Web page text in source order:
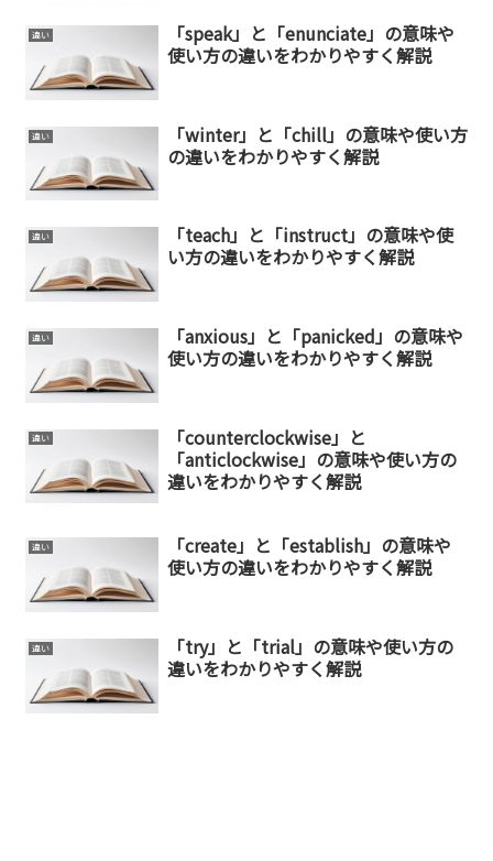
違い
「speak」と「enunciate」の意味や
使い方の違いをわかりやすく解説
違い
「winter」と「chill」の意味や使い方
の違いをわかりやすく解説
違い
「teach」と「instruct」の意味や使
い方の違いをわかりやすく解説
違い
「anxious」と「panicked」の意味や
使い方の違いをわかりやすく解説
違い
「counterclockwise」と
「anticlockwise」の意味や使い方の
違いをわかりやすく解説
違い
「create」と「establish」の意味や
使い方の違いをわかりやすく解説
違い
「try」と「trial」の意味や使い方の
違いをわかりやすく解説